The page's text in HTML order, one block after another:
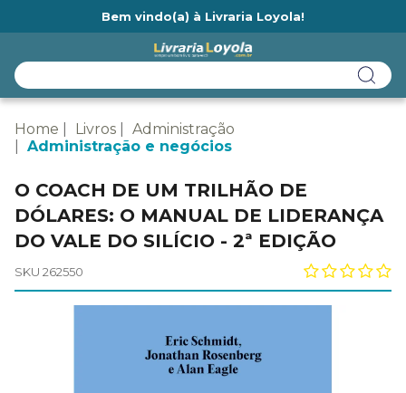
Bem vindo(a) à Livraria Loyola!
Home Livros
Administração
Administração e negócios
O COACH DE UM TRILHÃO DE
DÓLARES: O MANUAL DE LIDERANÇA
DO VALE DO SILÍCIO - 2ª EDIÇÃO
SKU 262550